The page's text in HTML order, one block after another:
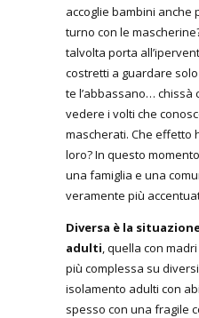
accoglie bambini anche
turno con le
talvolta porta
costretti a guardare
te l’abbassano… chissà
vedere i volti che
mascherati. Che effetto
loro? In questo
una famiglia e una
veramente più
Diversa è la
adulti, quella con
più complessa su
isolamento adulti con
spesso con una fragile